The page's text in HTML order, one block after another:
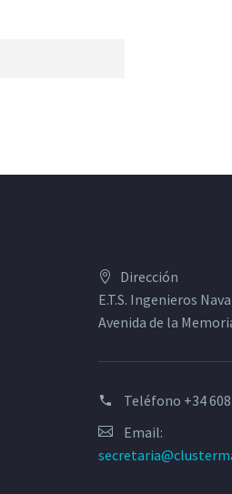
Dirección
E.T.S. Ingenieros
Avenida de la
Teléfono +34
Email: